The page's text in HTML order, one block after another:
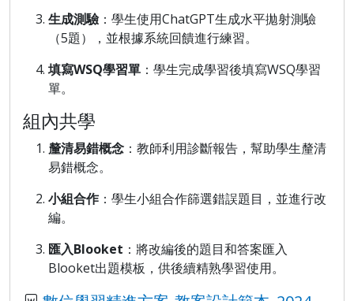
生成測驗：學生使用ChatGPT生成水平拋射測驗
（5題），並根據系統回饋進行練習。
填寫WSQ學習單 ：學生完成學習後填寫WSQ學習
單。
組內共學
釐清易錯概念 ：教師利用診斷報告，幫助學生釐清
易錯概念。
小組合作：學生小組合作篩選錯誤題目，並進行改
編。
匯入Blooket ：將改編後的題目和答案匯入
Blooket出題模板，供後續精熟學習使用。